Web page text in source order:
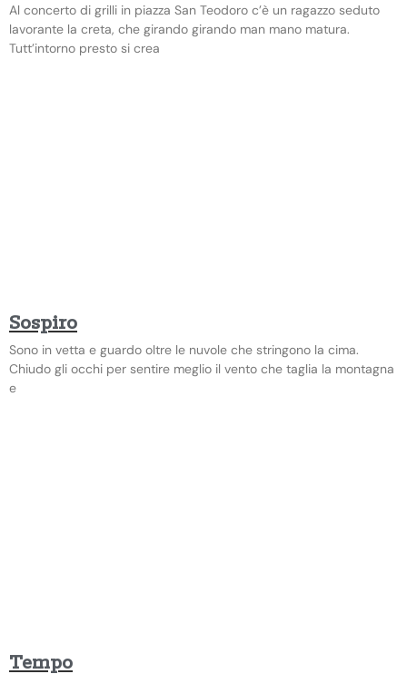
Al concerto di grilli in piazza San Teodoro c’è un ragazzo seduto
lavorante la creta, che girando girando man mano matura.
Tutt’intorno presto si crea
Sospiro
Sono in vetta e guardo oltre le nuvole che stringono la cima.
Chiudo gli occhi per sentire meglio il vento che taglia la montagna
e
Tempo